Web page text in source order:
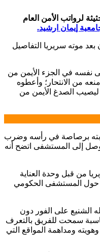
لرواتب الأمن العام
إيمان ارشيد.
نفسه في الجزء الأيمن من
من الانتحار؛ وأعطوه
الصدغ الأيمن من
برصاصة في رأسه وضرب
إلى المستشفى اتضح أنه
من قبل وحدة العناية
حول المستشفى الحكومي
الشنيع على الفور دون
سمحت للفريق بالتعرف
ومداهمة المواقع التي